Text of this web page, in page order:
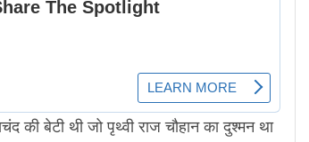
की बेटी थी जो पृथ्वी राज चौहान का दुश्मन था